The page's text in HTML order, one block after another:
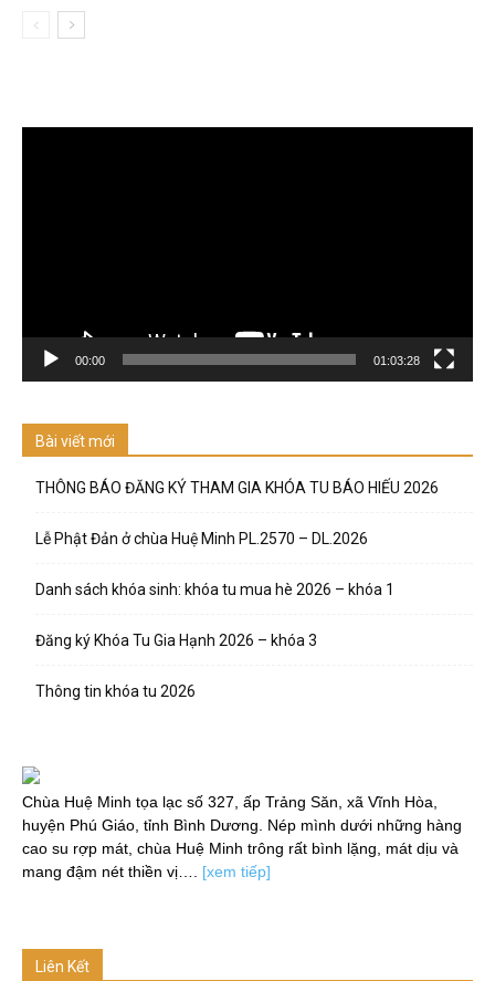
00:00 01:03:28
Bài viết mới
THÔNG BÁO ĐĂNG KÝ THAM GIA KHÓA TU BÁO HIẾU 2026
Lễ Phật Đản ở chùa Huệ Minh PL.2570 – DL.2026
Danh sách khóa sinh: khóa tu mua hè 2026 – khóa 1
Đăng ký Khóa Tu Gia Hạnh 2026 – khóa 3
Thông tin khóa tu 2026
Chùa Huệ Minh tọa lạc số 327, ấp Trảng Săn, xã Vĩnh Hòa,
huyện Phú Giáo, tỉnh Bình Dương. Nép mình dưới những hàng
cao su rợp mát, chùa Huệ Minh trông rất bình lặng, mát dịu và
mang đậm nét thiền vị…. [xem tiếp]
Liên Kết